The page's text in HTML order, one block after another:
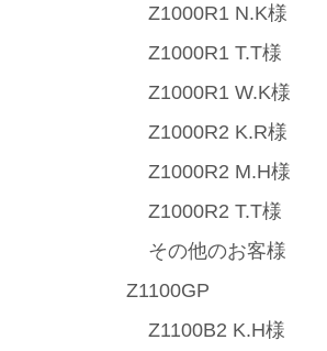
Z1000R1 N.K様
Z1000R1 T.T様
Z1000R1 W.K様
Z1000R2 K.R様
Z1000R2 M.H様
Z1000R2 T.T様
その他のお客様
Z1100GP
Z1100B2 K.H様